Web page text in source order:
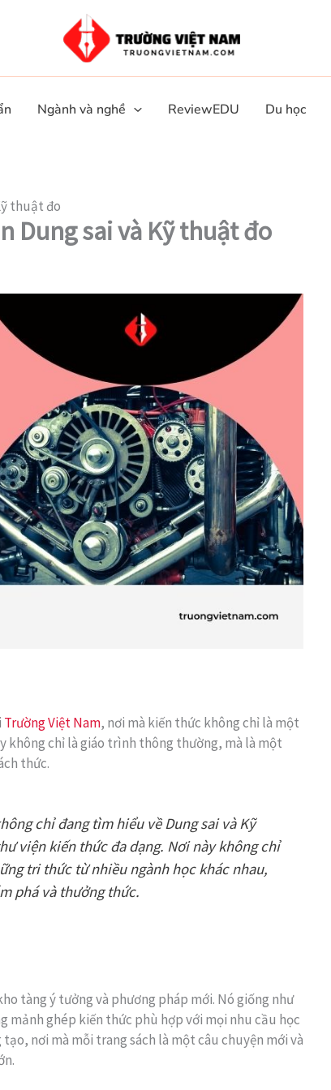
Ngành và nghề ReviewEDU Du học
thuật đo
Dung sai và Kỹ thuật đo
Trường Việt Nam, nơi mà kiến thức không chỉ là một
không chỉ là giáo trình thông thường, mà là một
thức.
chỉ đang tìm hiểu về Dung sai và Kỹ
viện kiến thức đa dạng. Nơi này không chỉ
tri thức từ nhiều ngành học khác nhau,
phá và thưởng thức.
tàng ý tưởng và phương pháp mới. Nó giống như
ghép kiến thức phù hợp với mọi nhu cầu học
nơi mà mỗi trang sách là một câu chuyện mới và